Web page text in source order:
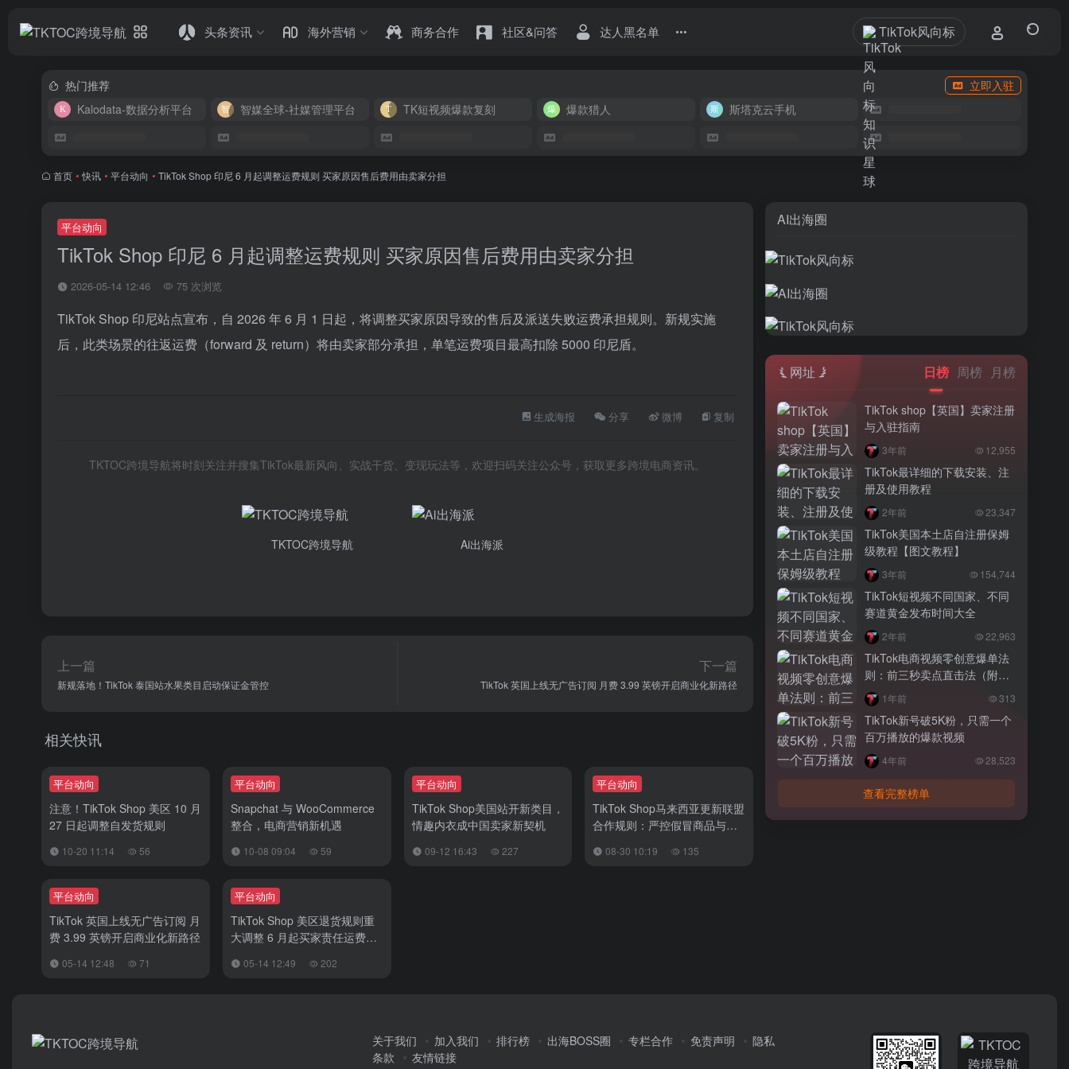
头条资讯 海外营销 商务合作 社区&问答 达人黑名单 TikTok风向标
热门推荐
立即入驻
Kalodata-数据分析平台
智媒全球-社媒管理平台 TK短视频爆款复刻 爆款猎人 斯塔克云手机
首页 • 快讯 • 平台动向 • TikTok Shop 印尼 6 月起调整运费规则 买家原因售后费用由卖家分担
平台动向
TikTok Shop 印尼 6 月起调整运费规则 买家原因售后费用由卖家分担
2026-05-14 12:46 75 次浏览
TikTok Shop 印尼站点宣布，自 2026 年 6 月 1 日起，将调整买家原因导致的售后及派送失败运费承担规则。新规实施
后，此类场景的往返运费（forward 及 return）将由卖家部分承担，单笔运费项目最高扣除 5000 印尼盾。
生成海报 分享 微博 复制
TKTOC跨境导航将时刻关注并搜集TikTok最新风向、实战干货、变现玩法等，欢迎扫码关注公众号，获取更多跨境电商资讯。
TKTOC跨境导航 Ai出海派
上一篇
新规落地！TikTok 泰国站水果类目启动保证金管控
下一篇
TikTok 英国上线无广告订阅 月费 3.99 英镑开启商业化新路径
相关快讯
平台动向
注意！TikTok Shop 美区 10 月
27 日起调整自发货规则
10-20 11:14 56
平台动向
Snapchat 与 WooCommerce
整合，电商营销新机遇
10-08 09:04 59
平台动向
TikTok Shop美国站开新类目，
情趣内衣成中国卖家新契机
09-12 16:43 227
平台动向
TikTok Shop马来西亚更新联盟
合作规则：严控假冒商品与客
08-30 10:19 135
平台动向
TikTok 英国上线无广告订阅 月
费 3.99 英镑开启商业化新路径
05-14 12:48 71
平台动向
TikTok Shop 美区退货规则重
大调整 6 月起买家责任运费全
05-14 12:49 202
AI出海圈
网址 日榜 周榜 月榜
TikTok shop【英国】卖家注册
与入驻指南
3年前 12,955
TikTok最详细的下载安装、注
册及使用教程
2年前 23,347
TikTok美国本土店自注册保姆
级教程【图文教程】
3年前 154,744
TikTok短视频不同国家、不同
赛道黄金发布时间大全
2年前 22,963
TikTok电商视频零创意爆单法
则：前三秒卖点直击法（附调
研实操）
1年前 313
TikTok新号破5K粉，只需一个
百万播放的爆款视频
4年前 28,523
查看完整榜单
关于我们 加入我们 排行榜 出海BOSS圈 专栏合作 免责声明
隐私
条款
友情链接